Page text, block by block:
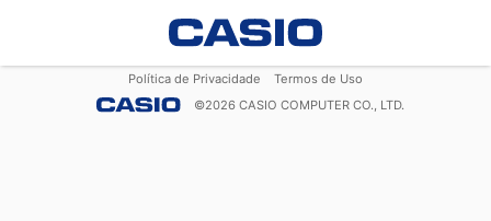
Política de Privacidade
Termos de Uso
©2026 CASIO COMPUTER CO., LTD.